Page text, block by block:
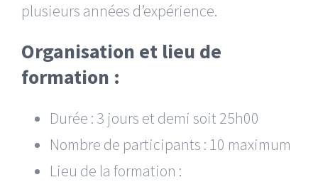
plusieurs années d’expérience.
Organisation et lieu de
formation :
Durée : 3 jours et demi soit 25h00
Nombre de participants : 10 maximum
Lieu de la formation :